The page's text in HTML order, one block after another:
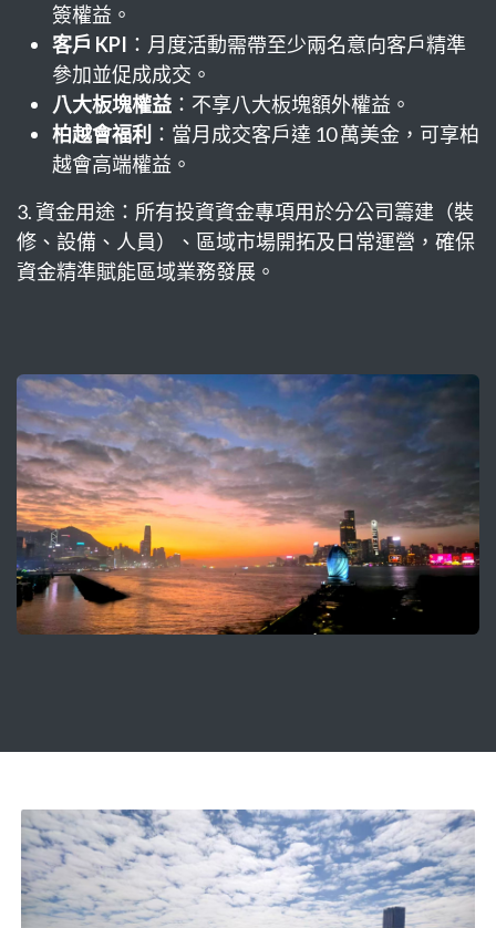
簽權益。
客戶 KPI ：月度活動需帶至少兩名意向客戶精準
參加並促成成交。
八大板塊權益 ：不享八大板塊額外權益。
柏越會福利 ：當月成交客戶達 10 萬美金，可享柏
越會高端權益。
3. 資金用途：所有投資資金專項用於分公司籌建（裝
修、設備、人員）、區域市場開拓及日常運營，確保
資金精準賦能區域業務發展。